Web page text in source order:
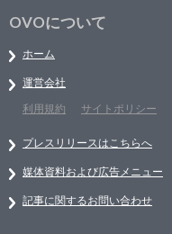
OVOについて
ホーム
運営会社
利用規約
サイトポリシー
プレスリリースはこちらへ
媒体資料および広告メニュー
記事に関するお問い合わせ